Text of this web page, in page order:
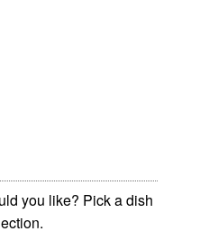
you like? Pick a dish